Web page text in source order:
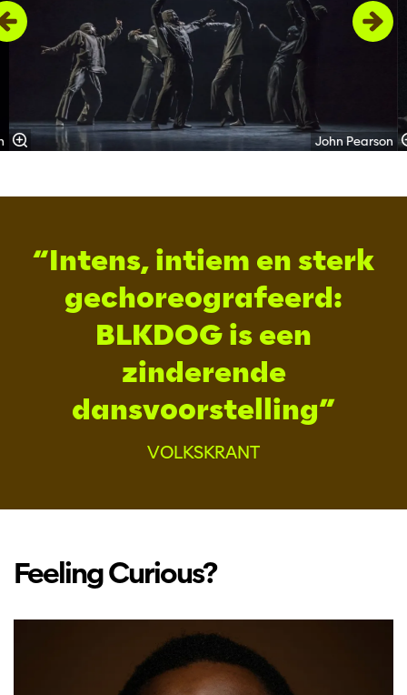
John Pearson
Intens, intiem en sterk
gechoreografeerd:
BLKDOG is een
zinderende
dansvoorstelling
VOLKSKRANT
Feeling Curious?